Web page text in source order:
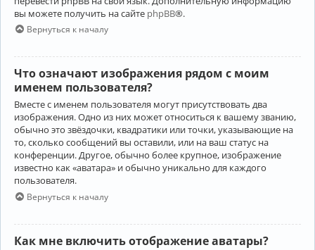
вы можете получить на сайте phpBB®.
Вернуться к началу
Что означают изображения рядом с моим
именем пользователя?
Вместе с именем пользователя могут присутствовать два
изображения. Одно из них может относиться к вашему званию,
обычно это звёздочки, квадратики или точки, указывающие на
то, сколько сообщений вы оставили, или на ваш статус на
конференции. Другое, обычно более крупное, изображение
известно как «аватара» и обычно уникально для каждого
пользователя.
Вернуться к началу
Как мне включить отображение аватары?